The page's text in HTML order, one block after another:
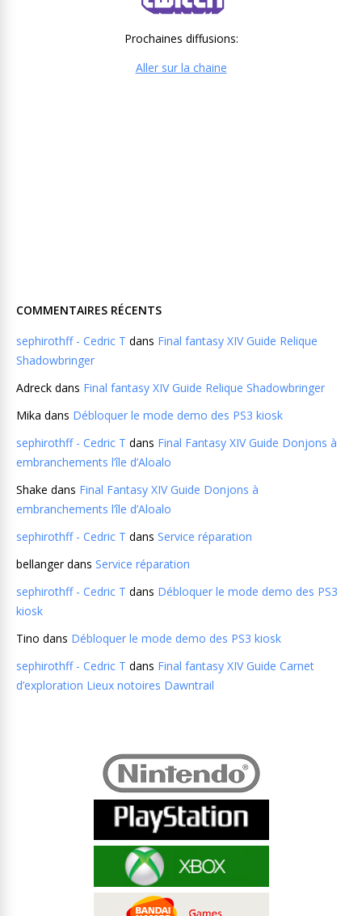
Prochaines diffusions:
Aller sur la chaine
COMMENTAIRES RÉCENTS
sephirothff - Cedric T dans Final fantasy XIV Guide Relique
Shadowbringer
Adreck dans Final fantasy XIV Guide Relique Shadowbringer
Mika dans Débloquer le mode demo des PS3 kiosk
sephirothff - Cedric T dans Final Fantasy XIV Guide Donjons à
embranchements l’île d’Aloalo
Shake dans Final Fantasy XIV Guide Donjons à
embranchements l’île d’Aloalo
sephirothff - Cedric T dans Service réparation
bellangerdans Service réparation
sephirothff - Cedric T dans Débloquer le mode demo des PS3
kiosk
Tino dans Débloquer le mode demo des PS3 kiosk
sephirothff - Cedric T dans Final fantasy XIV Guide Carnet
d’exploration Lieux notoires Dawntrail